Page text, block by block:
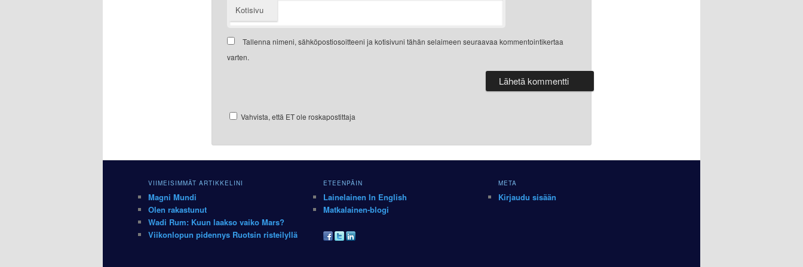
Kotisivu
Tallenna nimeni, sähköpostiosoitteeni ja kotisivuni tähän selaimeen seuraavaa kommentointikertaa
varten.
Vahvista, että ET ole roskapostittaja
VIIMEISIMMÄT ARTIKKELINI
Magni Mundi
Olen rakastunut
Wadi Rum: Kuun laakso vaiko Mars?
Viikonlopun pidennys Ruotsin risteilyllä
ETEENPÄIN
Lainelainen In English
Matkalainen-blogi
META
Kirjaudu sisään